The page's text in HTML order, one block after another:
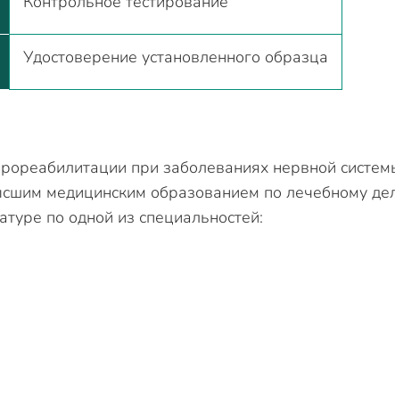
Удостоверение установленного образца
при заболеваниях нервной
медицинским образованием по лечебному
по одной из специальностей: